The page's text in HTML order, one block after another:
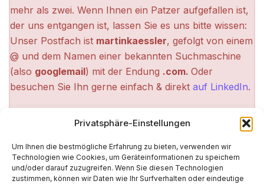
Privatsphäre-Einstellungen
Um Ihnen die bestmögliche Erfahrung zu bieten, verwenden wir
Technologien wie Cookies, um Geräteinformationen zu speichern
und/oder darauf zuzugreifen. Wenn Sie diesen Technologien
zustimmen, können wir Daten wie Ihr Surfverhalten oder eindeutige
mehr als zwei. Wenn Ihnen ein Patzer aufgefallen ist,
der uns entgangen ist, lassen Sie es uns bitte wissen:
Unser Postfach ist martinkaessler, gefolgt von einem
@ und dem Namen einer bekannten Suchmaschine
(also googlemail) mit der Endung .com. Oder
besuchen Sie Ihn gerne einfach & direkt auf LinkedIn.